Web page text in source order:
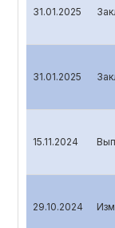
31.01.2025
31.01.2025
15.11.2024
29.10.2024